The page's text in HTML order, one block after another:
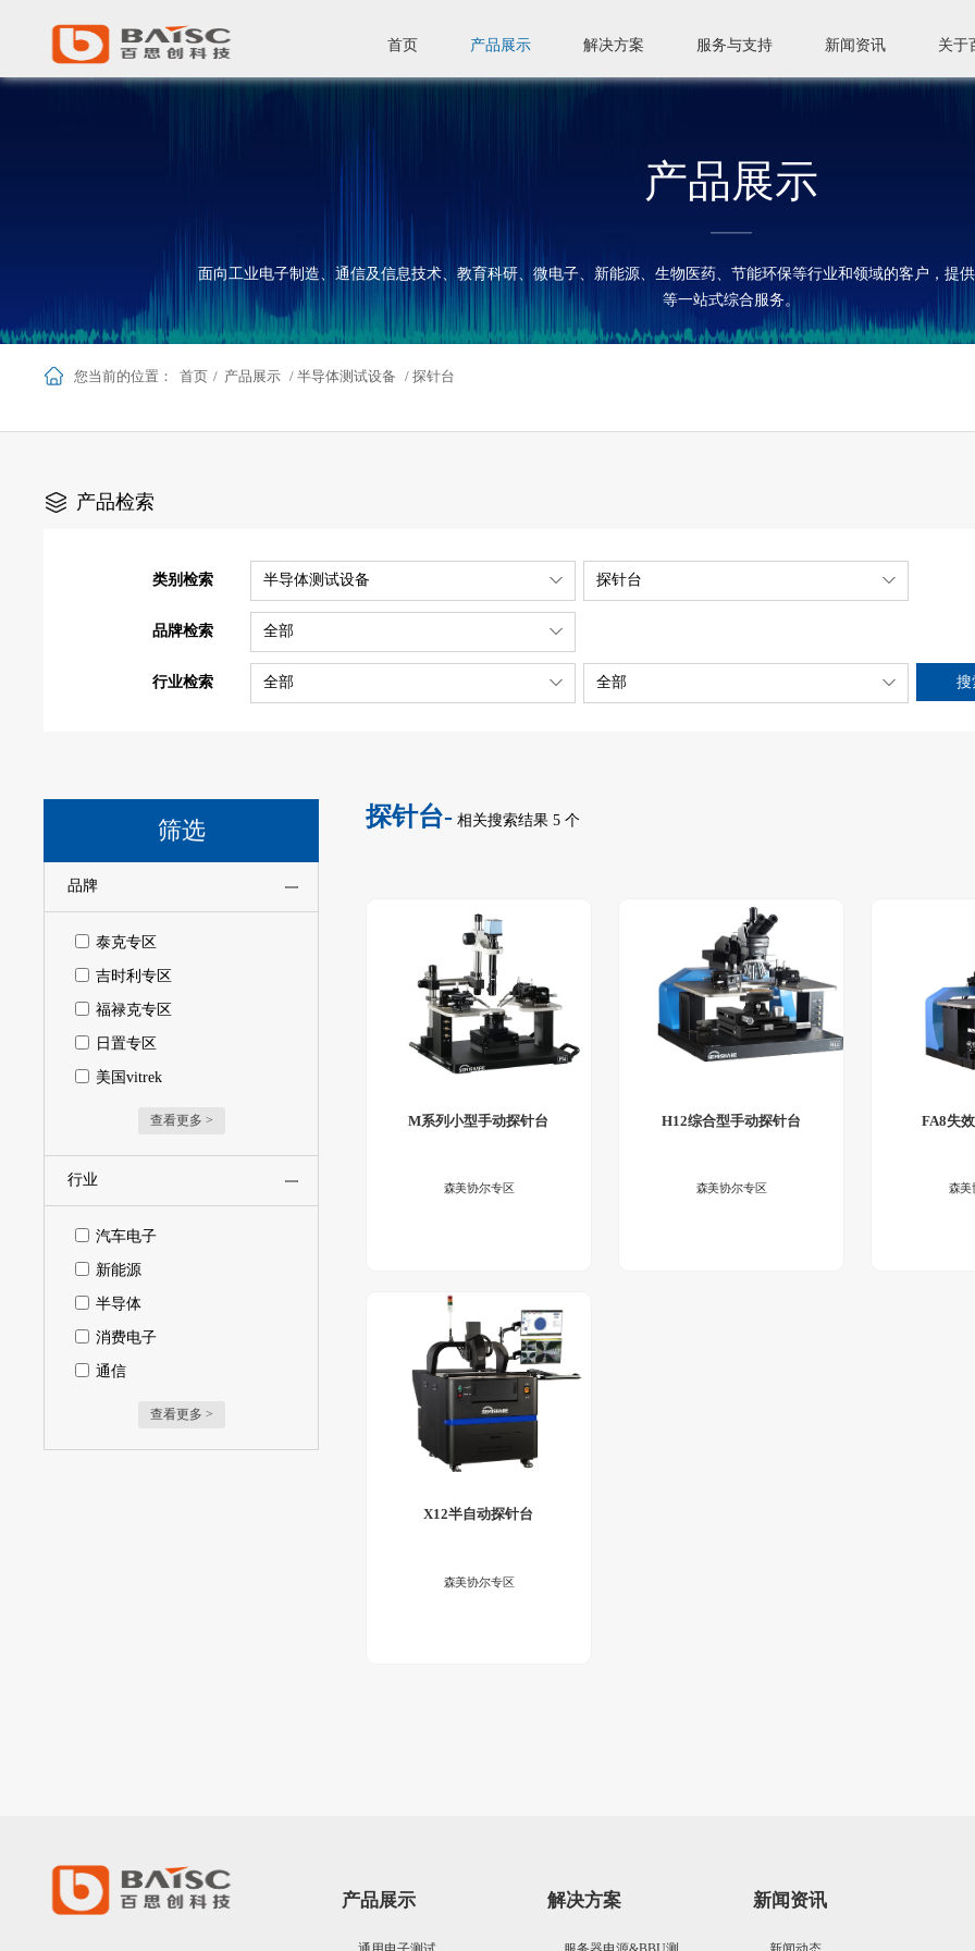
首页 产品展示 解决方案 服务与支持 新闻资讯 关于
产品展示
面向工业电子制造、通信及信息技术、教育科研、微电子、新能源、生物医药、节能环保等行业和领域的客户，提
等一站式综合服务。
您当前的位置： 首页 / 产品展示 / 半导体测试设备 / 探针台
产品检索
类别检索 半导体测试设备 探针台
品牌检索 全部
行业检索 全部 全部 搜
筛选
品牌
泰克专区
吉时利专区
福禄克专区
日置专区
美国vitrek
查看更多 >
行业
汽车电子
新能源
半导体
消费电子
通信
查看更多 >
探针台-相关搜索结果 5 个
M系列小型手动探针台
森美协尔专区
H12综合型手动探针台
森美协尔专区
FA8失
森美
X12半自动探针台
森美协尔专区
产品展示 解决方案 新闻资讯